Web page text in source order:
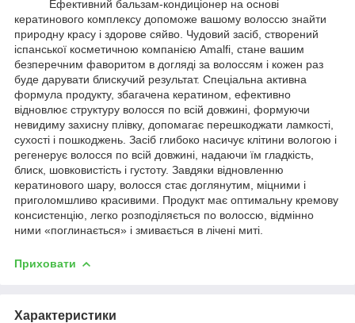
Ефективний бальзам-кондиціонер на основі
кератинового комплексу допоможе вашому волоссю знайти
природну красу і здорове сяйво. Чудовий засіб, створений
іспанської косметичною компанією Amalfi, стане вашим
безперечним фаворитом в догляді за волоссям і кожен раз
буде дарувати блискучий результат. Спеціальна активна
формула продукту, збагачена кератином, ефективно
відновлює структуру волосся по всій довжині, формуючи
невидиму захисну плівку, допомагає перешкоджати ламкості,
сухості і пошкоджень. Засіб глибоко насичує клітини вологою і
регенерує волосся по всій довжині, надаючи їм гладкість,
блиск, шовковистість і густоту. Завдяки відновленню
кератинового шару, волосся стає доглянутим, міцними і
приголомшливо красивими. Продукт має оптимальну кремову
консистенцію, легко розподіляється по волоссю, відмінно
ними «поглинається» і змивається в лічені миті.
Приховати
Характеристики